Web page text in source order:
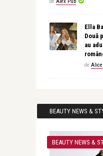
Ella
Două
au
de
BEAUTY NEWS &
BEAUTY NEWS &